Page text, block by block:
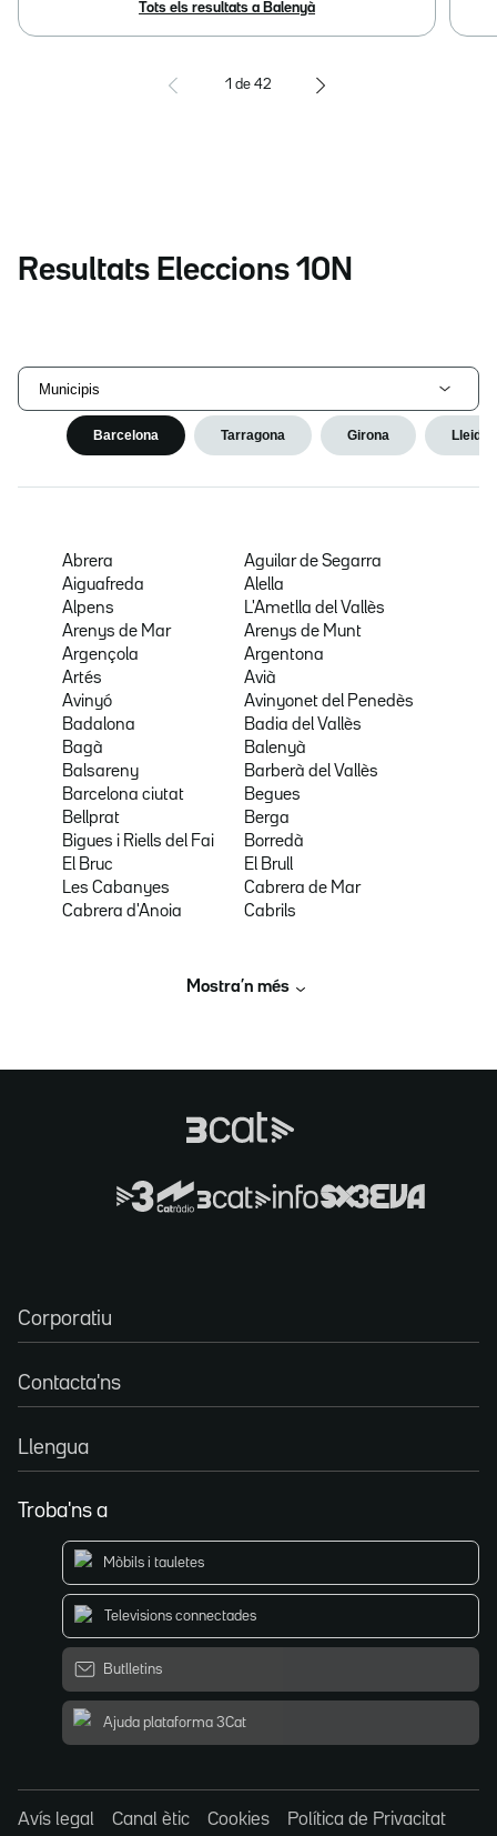
Tots els resultats a Balenyà
1 de 42
Resultats Eleccions 10N
Municipis
Barcelona Tarragona Girona Lleida
Abrera
Aguilar de Segarra
Aiguafreda
Alella
Alpens
L'Ametlla del Vallès
Arenys de Mar
Arenys de Munt
Argençola
Argentona
Artés
Avià
Avinyó
Avinyonet del Penedès
Badalona
Badia del Vallès
Bagà
Balenyà
Balsareny
Barberà del Vallès
Barcelona ciutat
Begues
Bellprat
Berga
Bigues i Riells del Fai
Borredà
El Bruc
El Brull
Les Cabanyes
Cabrera de Mar
Cabrera d'Anoia
Cabrils
Mostra’n més
Corporatiu
Contacta'ns
Llengua
Troba'ns a
Mòbils i tauletes
Televisions connectades
Butlletins
Ajuda plataforma 3Cat
Avís legal Canal ètic Cookies Política de Privacitat